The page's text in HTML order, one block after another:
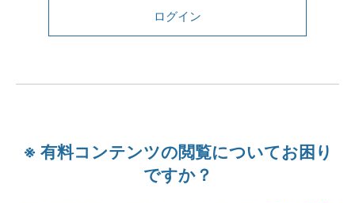
ログイン
※ 有料コンテンツの閲覧についてお困り
ですか？